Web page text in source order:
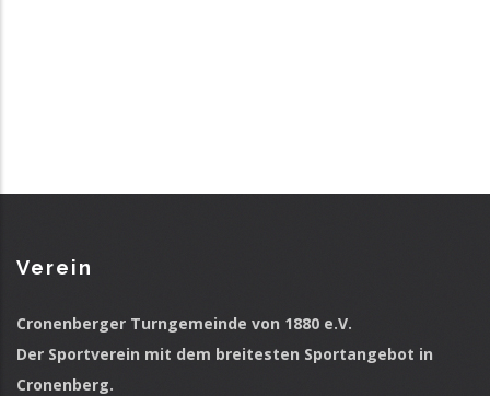
Verein
Cronenberger Turngemeinde von 1880 e.V.
Der Sportverein mit dem breitesten Sportangebot in
Cronenberg.